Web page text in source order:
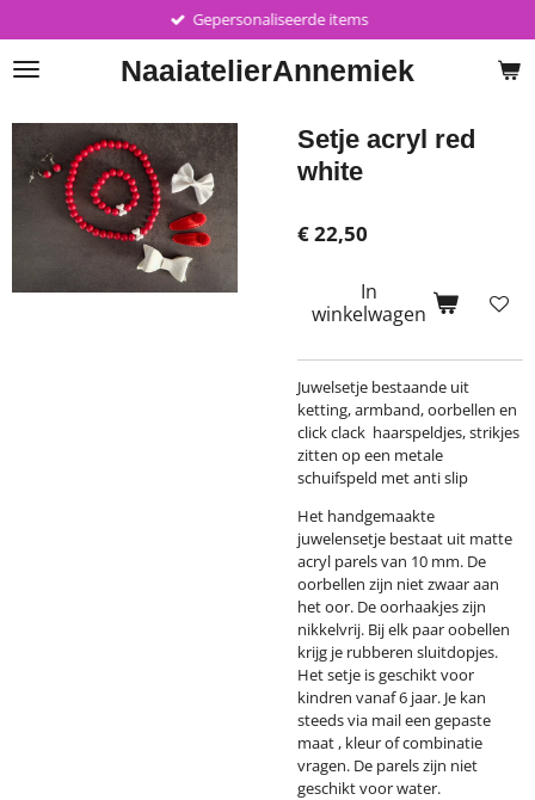
direct
naar
NaaiatelierAnnemiek
Gepersonaliseerde items
Setje acryl red
white
€ 22,50
In
winkelwagen
Juwelsetje bestaande uit
ketting, armband, oorbellen en
click clack haarspeldjes, strikjes
zitten op een metale
schuifspeld met anti slip
Het handgemaakte
juwelensetje bestaat uit matte
acryl parels van 10 mm. De
oorbellen zijn niet zwaar aan
het oor. De oorhaakjes zijn
nikkelvrij. Bij elk paar oobellen
krijg je rubberen sluitdopjes.
Het setje is geschikt voor
kindren vanaf 6 jaar. Je kan
steeds via mail een gepaste
maat , kleur of combinatie
vragen. De parels zijn niet
geschikt voor water.